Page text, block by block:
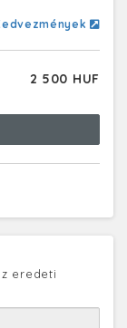
2 500 HUF
eredeti